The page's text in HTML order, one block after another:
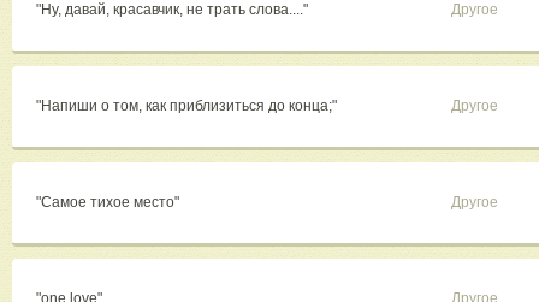
"Ну, давай, красавчик, не трать слова...." Другое
"Напиши о том, как приблизиться до конца;" Другое
"Самое тихое место" Другое
"one love" Другое